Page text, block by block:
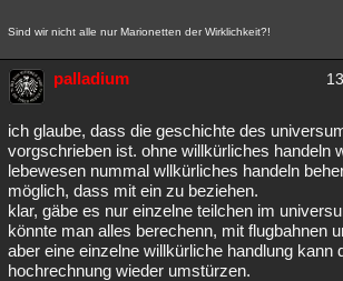
Sind wir nicht alle nur Marionetten der Wirklichkeit?!
palladium
ich glaube, dass die geschichte des
vorgschrieben ist. ohne willkürliches handeln
lebewesen nummal wllkürliches handeln
möglich, dass mit ein zu beziehen.
klar, gäbe es nur einzelne teilchen im
könnte man alles berechenn, mit flugbahnen
aber eine einzelne willkürliche handlung kann
hochrechnung wieder umstürzen.